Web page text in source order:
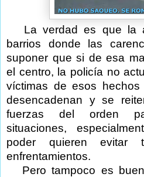
La verdad es que la
barrios donde las
suponer que si de esa
el centro, la policía no
víctimas de esos
desencadenan y se
fuerzas del orden
situaciones,
poder quieren
enfrentamientos.
Pero tampoco es